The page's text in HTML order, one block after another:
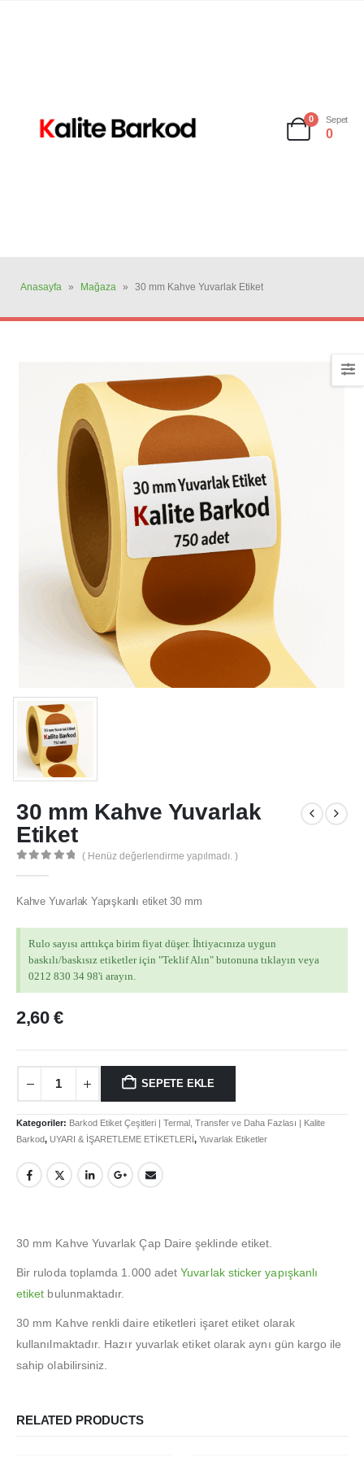
0 Sepet
0
Anasayfa » Mağaza » 30 mm Kahve Yuvarlak Etiket
30 mm Kahve Yuvarlak
Etiket
( Henüz değerlendirme yapılmadı. )
Kahve Yuvarlak Yapışkanlı etiket 30 mm
Rulo sayısı arttıkça birim fiyat düşer. İhtiyacınıza uygun
baskılı/baskısız etiketler için "Teklif Alın" butonuna tıklayın veya
0212 830 34 98'i arayın.
2,60 €
SEPETE EKLE
Kategoriler: Barkod Etiket Çeşitleri | Termal, Transfer ve Daha Fazlası | Kalite
Barkod, UYARI & İŞARETLEME ETİKETLERİ , Yuvarlak Etiketler
30 mm Kahve Yuvarlak Çap Daire şeklinde etiket.
Bir ruloda toplamda 1.000 adetYuvarlak sticker yapışkanlı
etiket bulunmaktadır.
30 mm Kahve renkli daire etiketleri işaret etiket olarak
kullanılmaktadır. Hazır yuvarlak etiket olarak aynı gün kargo ile
sahip olabilirsiniz.
RELATED PRODUCTS
MÜŞTERI HIZMETLERI
Hesabım
Login
İletişim
İade ve Geri Ödeme Politikası
HAKKIMIZDA
Hakkımızda